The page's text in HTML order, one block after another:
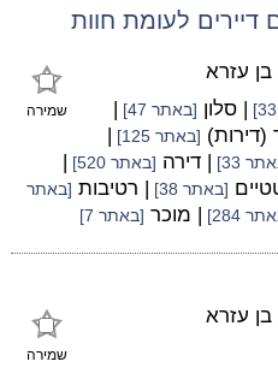
לעומת חוות
שמירה
עזרא
| סלון [באתר 47]
|
[באתר 125]
|
33] | דירה [באתר 520]
|
[באתר 38] | רטיבות [באתר
284] | מוכר [באתר 7]
שמירה
עזרא